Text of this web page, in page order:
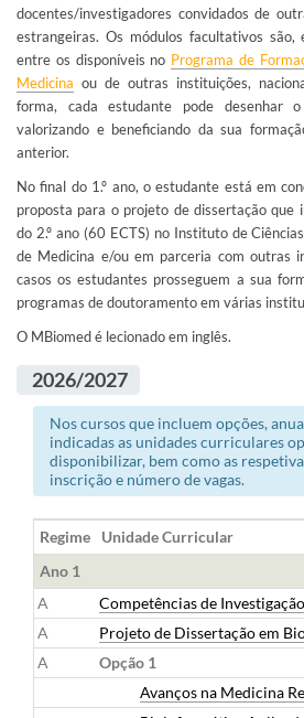
docentes/investigadores convidados de
estrangeiras. Os módulos facultativos são,
entre os disponíveis no Programa de
Medicina ou de outras instituições,
forma, cada estudante pode desenhar
valorizando e beneficiando da sua
anterior.
No final do 1.º ano, o estudante está em
proposta para o projeto de dissertação que
do 2.º ano (60 ECTS) no Instituto de
de Medicina e/ou em parceria com outras
casos os estudantes prosseguem a sua
programas de doutoramento em várias
O MBiomed é lecionado em inglês.
2026/2027
Nos cursos que incluem opções,
indicadas as unidades curriculares
disponibilizar, bem como as
inscrição e número de vagas.
Regime
Unidade Curricular
Ano 1
A
Competências de
A
Projeto de Dissertação em
A
Opção 1
Avanços na Medicina